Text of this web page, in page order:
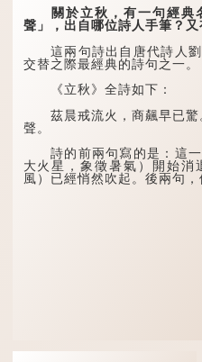
關於立秋，有一句經典
聲」，出自哪位詩人手筆？又
這兩句詩出自唐代詩人劉
交替之際最經典的詩句之一。
《立秋》全詩如下：
茲晨戒流火，商飆早已
聲。
詩的前兩句寫的是：這一
大火星，象徵暑氣）開始消
風）已經悄然吹起。後兩句，